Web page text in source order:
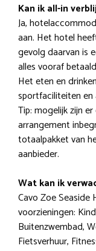
Kan ik all-in
Ja,
aan. Het hotel
gevolg daarvan is
alles vooraf
Het eten en
sportfaciliteiten
Tip: mogelijk zijn
arrangement
totaalpakket van
aanbieder.
Wat kan ik
Cavo Zoe Seaside
voorzieningen:
Buitenzwembad,
Fietsverhuur,